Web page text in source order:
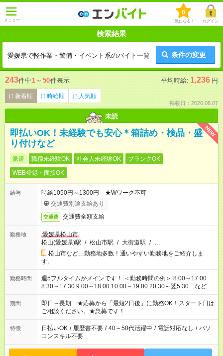
メニュー
0
気になる！ ログイン
検索結果
愛媛県で軽作業・警備・イベント系のバイト一覧 条件の変更
243件中1 ～ 50件表示 平均時給: 1,236 円
新着順 時給順 人気順
掲載日：2026.08.07
未読
NEW
即払いOK！未経験でも安心＊箱詰め・検品・盛
り付けなど
派遣 職種未経験OK 社会人未経験OK
ブランクOK
WEB登録・面接OK
給与
時給1050円～1300円 ★Wワーク不可
交通費別途支給あり
交通費 交通費全額支給
勤務地
愛媛県松山市
松山(愛媛県)駅 / 松山市駅 / 大街道駅 / …
松山市など…勤務地多数！通いやすい勤務地をご紹介しま
す。
勤務時間
週5フルタイムがメインです！ ＜勤務時間の例＞ 8:00～17:00
8:30～17:30 9:00～18:00 10:00～19:00 20:30～翌5:30 など ★
その他にも勤務時間多数！ 日勤のみ、残業なし、交替制など
ご希望を教えてください！
期間
即日～長期 ★応募から「最短2日後」に勤務OK！スタート日は
ご相談ください。★急募です！
特徴 日払いOK / 履歴書不要 / 40～50代活躍中 / 電話対応なし / パソ
コンスキル不要